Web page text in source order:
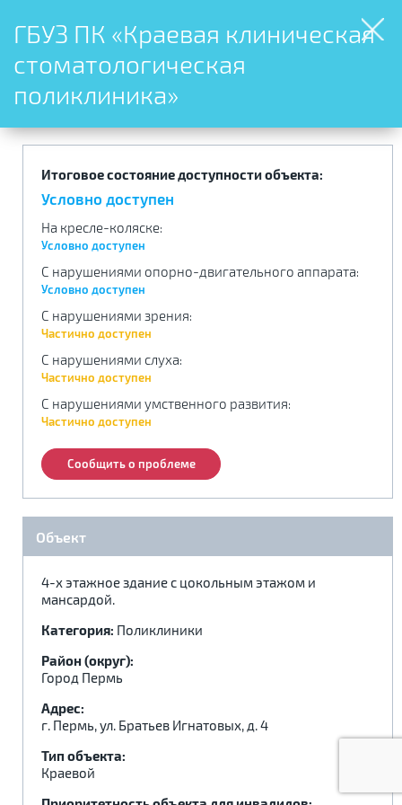
ГБУЗ ПК «Краевая клиническая
стоматологическая
поликлиника»
Итоговое состояние доступности объекта:
Условно доступен
На кресле-коляске:
Условно доступен
С нарушениями опорно-двигательного аппарата:
Условно доступен
С нарушениями зрения:
Частично доступен
С нарушениями слуха:
Частично доступен
С нарушениями умственного развития:
Частично доступен
Сообщить о проблеме
Объект
4-х этажное здание с цокольным этажом и
мансардой.
Категория: Поликлиники
Район (округ):
Город Пермь
Адрес:
г. Пермь, ул. Братьев Игнатовых, д. 4
Тип объекта:
Краевой